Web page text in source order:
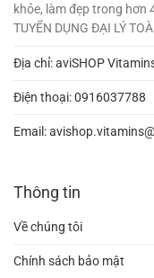
khỏe, làm đẹp trong hơn
TUYỂN DỤNG ĐẠI LÝ
Địa chỉ: aviSHOP
Điện thoại:0916037788
Email:
Thông tin
Về chúng tôi
Chính sách bảo mật